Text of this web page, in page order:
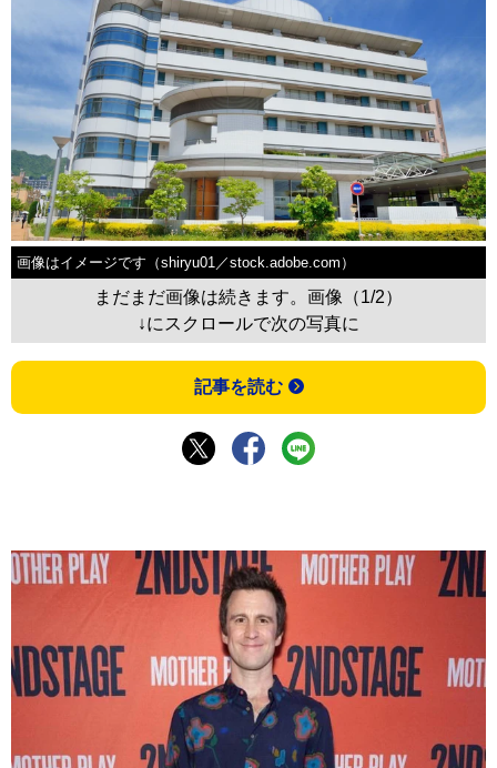
画像はイメージです（shiryu01／stock.adobe.com）
まだまだ画像は続きます。画像（1/2）
↓にスクロールで次の写真に
記事を読む